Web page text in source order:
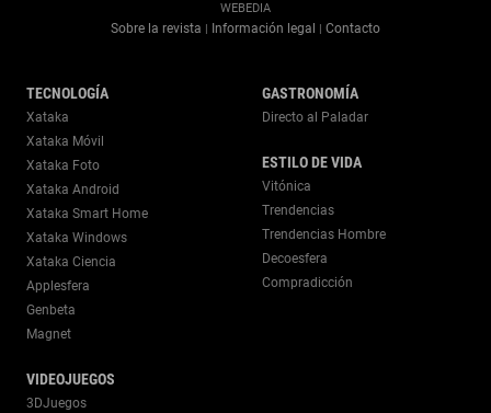
WEBEDIA
Sobre la revista Información legal Contacto
TECNOLOGÍA
Xataka
Xataka Móvil
Xataka Foto
Xataka Android
Xataka Smart Home
Xataka Windows
Xataka Ciencia
Applesfera
Genbeta
Magnet
VIDEOJUEGOS
3DJuegos
GASTRONOMÍA
Directo al Paladar
ESTILO DE VIDA
Vitónica
Trendencias
Trendencias Hombre
Decoesfera
Compradicción